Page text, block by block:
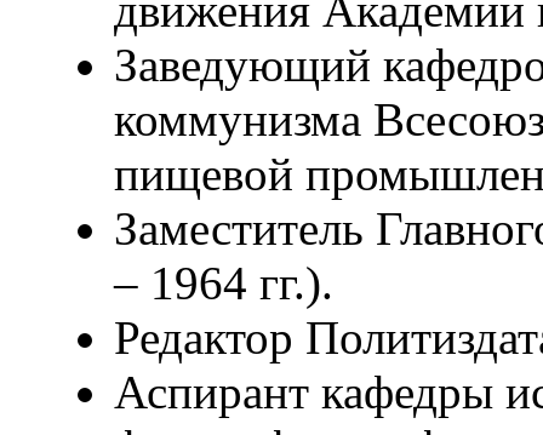
движения Академии
Заведующий
коммунизма
пищевой
Заместитель
– 1964 гг.).
Редактор
Аспирант кафедры